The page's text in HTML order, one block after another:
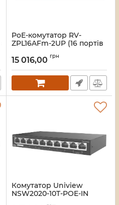
PoE-комутатор RV-
ZPL16AFm-2UP (16 портів
дисплеєм
Артикул:A000283
15 016,00 грн
Комутатор Uniview
NSW2020-10T-POE-IN